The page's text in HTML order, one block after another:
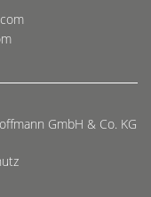
GmbH & Co. KG